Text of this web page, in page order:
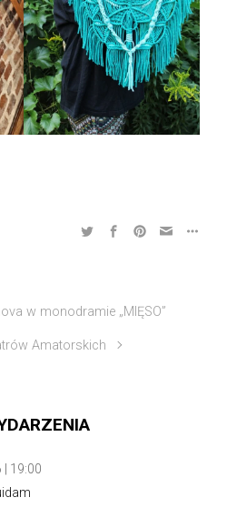
w monodramie „MIĘSO”
Amatorskich
| 19:00